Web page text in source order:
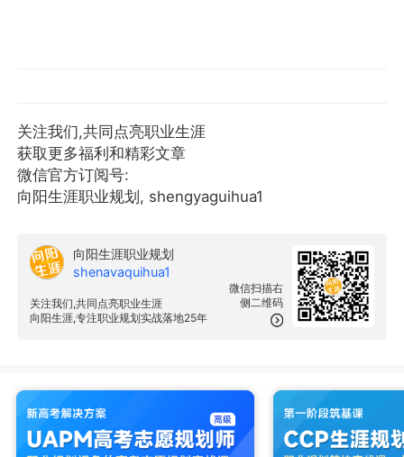
关注我们,共同点亮职业生涯
获取更多福利和精彩文章
微信官方订阅号:
向阳生涯职业规划, shengyaguihua1
微信扫描右
侧二维码
向阳生涯职业规划
shenavaquihua1
关注我们,共同点亮职业生涯
向阳生涯,专注职业规划实战落地25年